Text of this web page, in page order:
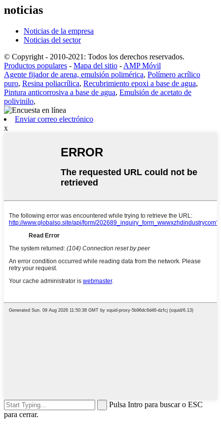
noticias
Noticias de la empresa
Noticias del sector
© Copyright - 2010-2021: Todos los derechos reservados.
Productos populares - Mapa del sitio - AMP Móvil
Agente fijador de arena, emulsión polimérica, Polímero acrílico
puro, Resina poliacrílica, Recubrimiento epoxi a base de agua,
Pintura anticorrosiva a base de agua, Emulsión de acetato de
polivinilo,
Enviar correo electrónico
x
Pulsa Intro para buscar o ESC
para cerrar.